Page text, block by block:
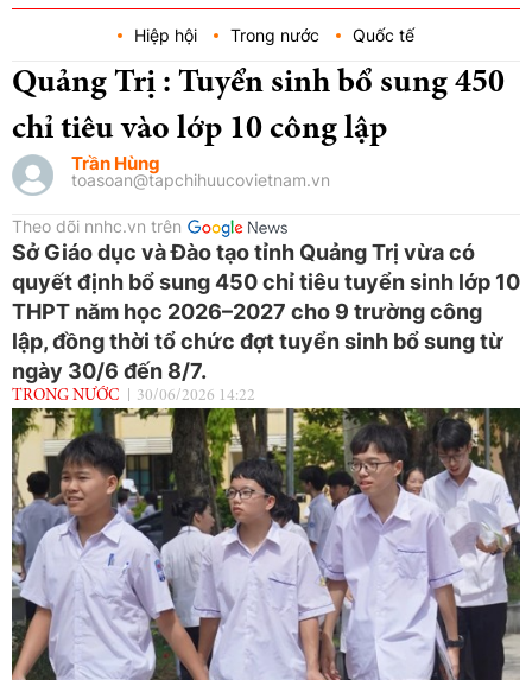
Hiệp hội Trong nước Quốc tế
Quảng Trị : Tuyển sinh bổ sung 450
chỉ tiêu vào lớp 10 công lập
Trần Hùng
toasoan@tapchihuucovietnam.vn
Theo dõi nnhc.vn trên
Sở Giáo dục và Đào tạo tỉnh Quảng Trị vừa có
quyết định bổ sung 450 chỉ tiêu tuyển sinh lớp 10
THPT năm học 2026–2027 cho 9 trường công
lập, đồng thời tổ chức đợt tuyển sinh bổ sung từ
ngày 30/6 đến 8/7.
TRONG NƯỚC 30/06/2026 14:22